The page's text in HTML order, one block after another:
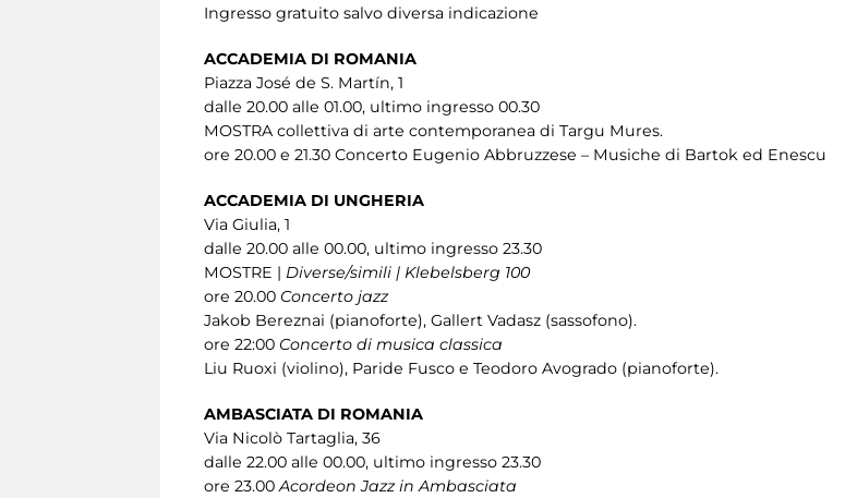
Ingresso gratuito salvo diversa indicazione
ACCADEMIA DI ROMANIA
Piazza José de S. Martín, 1
dalle 20.00 alle 01.00, ultimo ingresso 00.30
MOSTRA collettiva di arte contemporanea di Targu Mures.
ore 20.00 e 21.30 Concerto Eugenio Abbruzzese – Musiche di Bartok ed Enescu
ACCADEMIA DI UNGHERIA
Via Giulia, 1
dalle 20.00 alle 00.00, ultimo ingresso 23.30
MOSTRE | Diverse/simili | Klebelsberg 100
ore 20.00 Concerto jazz
Jakob Bereznai (pianoforte), Gallert Vadasz (sassofono).
ore 22:00 Concerto di musica classica
Liu Ruoxi (violino), Paride Fusco e Teodoro Avogrado (pianoforte).
AMBASCIATA DI ROMANIA
Via Nicolò Tartaglia, 36
dalle 22.00 alle 00.00, ultimo ingresso 23.30
ore 23.00Acordeon Jazz in Ambasciata